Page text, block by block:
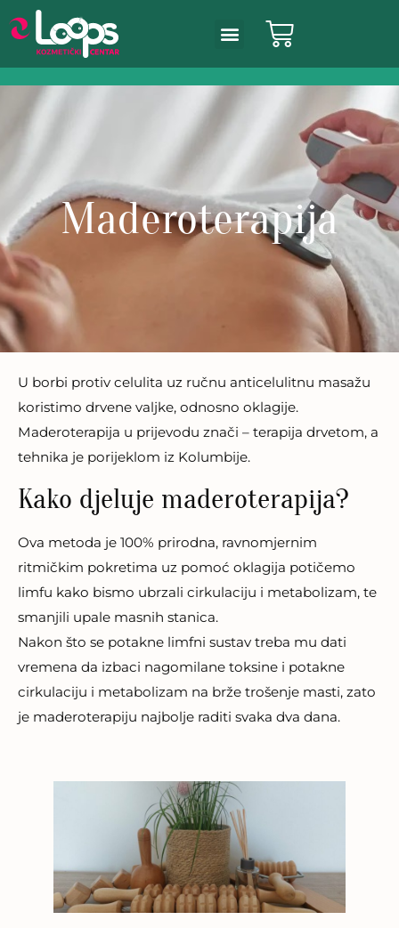
Maderoterapija
U borbi protiv celulita uz ručnu anticelulitnu masažu
koristimo drvene valjke, odnosno oklagije.
Maderoterapija u prijevodu znači – terapija drvetom, a
tehnika je porijeklom iz Kolumbije.
Kako djeluje maderoterapija?
Ova metoda je 100% prirodna, ravnomjernim
ritmičkim pokretima uz pomoć oklagija potičemo
limfu kako bismo ubrzali cirkulaciju i metabolizam, te
smanjili upale masnih stanica.
Nakon što se potakne limfni sustav treba mu dati
vremena da izbaci nagomilane toksine i potakne
cirkulaciju i metabolizam na brže trošenje masti, zato
je maderoterapiju najbolje raditi svaka dva dana.